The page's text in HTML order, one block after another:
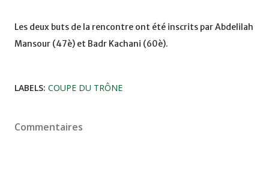
Les deux buts de la rencontre ont été inscrits par Abdelilah
Mansour (47è) et Badr Kachani (60è).
LABELS: COUPE DU TRÔNE
Commentaires